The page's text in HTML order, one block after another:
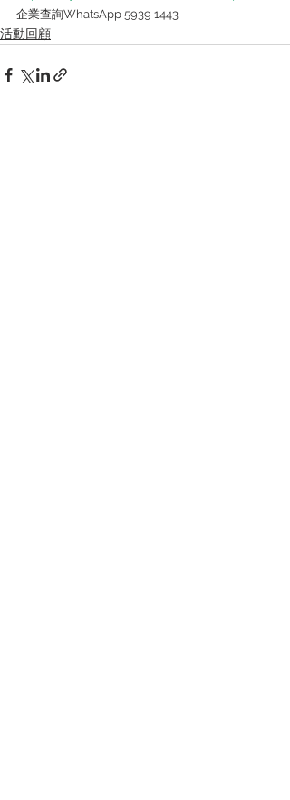
企業查詢WhatsApp 5939 1443
活動回顧